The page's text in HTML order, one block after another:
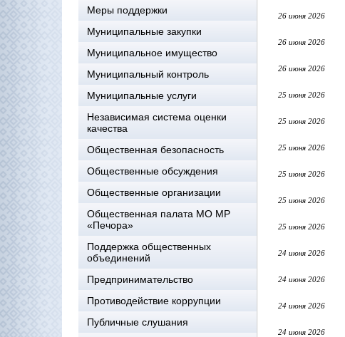
Меры поддержки
Муниципальные закупки
Муниципальное имущество
Муниципальный контроль
Муниципальные услуги
Независимая система оценки
качества
Общественная безопасность
Общественные обсуждения
Общественные организации
Общественная палата МО МР
«Печора»
Поддержка общественных
объединений
Предпринимательство
Противодействие коррупции
Публичные слушания
26 июня 2026
26 июня 2026
26 июня 2026
25 июня 2026
25 июня 2026
25 июня 2026
25 июня 2026
25 июня 2026
25 июня 2026
24 июня 2026
24 июня 2026
24 июня 2026
24 июня 2026